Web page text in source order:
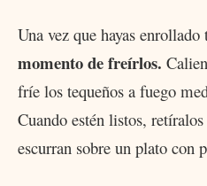
Una vez que hayas enrollado
momento de freírlos.
fríe los tequeños a fuego
Cuando estén listos,
escurran sobre un plato con